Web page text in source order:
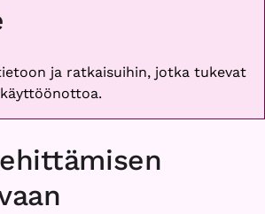
ja ratkaisuihin, jotka tukevat